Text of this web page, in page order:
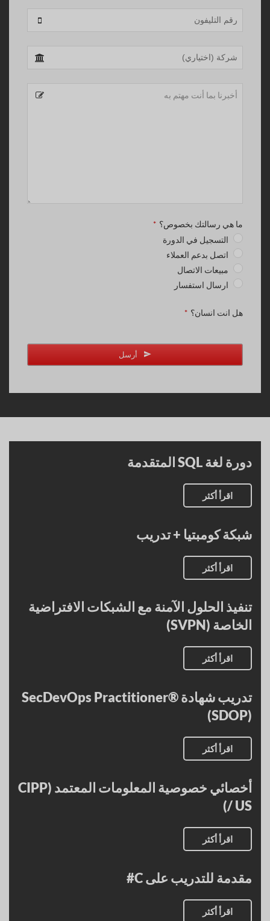
ما هي رسالتك بخصوص؟ *
التسجيل في الدورة
اتصل بدعم العملاء
مبيعات الاتصال
ارسال استفسار
هل انت انسان؟ *
أرسل
دورة لغة SQL المتقدمة
اقرأ أكثر
شبكة كومبتيا + تدريب
اقرأ أكثر
تنفيذ الحلول الآمنة مع الشبكات الافتراضية
الخاصة (SVPN)
اقرأ أكثر
تدريب شهادة SecDevOps Practitioner®
(SDOP)
اقرأ أكثر
أخصائي خصوصية المعلومات المعتمد (CIPP
/ US)
اقرأ أكثر
مقدمة للتدريب على C#
اقرأ أكثر